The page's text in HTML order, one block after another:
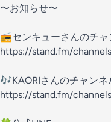
〜お知らせ〜
📻センキューさんのチャ
https://stand.fm/
🎶KAORIさんのチャンネ
https://stand.fm/